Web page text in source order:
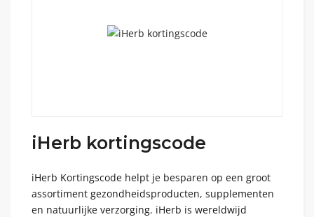
iHerb kortingscode
iHerb Kortingscode helpt je besparen op een groot
assortiment gezondheidsproducten, supplementen
en natuurlijke verzorging. iHerb is wereldwijd